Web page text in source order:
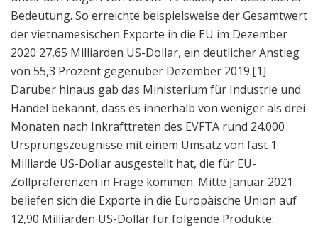
Bedeutung. So erreichte beispielsweise der Gesamtwert
der vietnamesischen Exporte in die EU im Dezember
2020 27,65 Milliarden US-Dollar, ein deutlicher Anstieg
von 55,3 Prozent gegenüber Dezember 2019.[1]
Darüber hinaus gab das Ministerium für Industrie und
Handel bekannt, dass es innerhalb von weniger als drei
Monaten nach Inkrafttreten des EVFTA rund 24.000
Ursprungszeugnisse mit einem Umsatz von fast 1
Milliarde US-Dollar ausgestellt hat, die für EU-
Zollpräferenzen in Frage kommen. Mitte Januar 2021
beliefen sich die Exporte in die Europäische Union auf
12,90 Milliarden US-Dollar für folgende Produkte: